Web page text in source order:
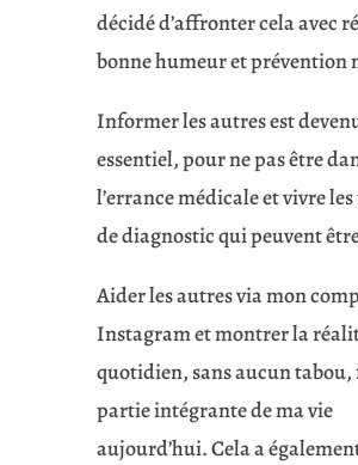
décidé d’affronter cela avec
bonne humeur et prévention
Informer les autres est
essentiel, pour ne pas être
l’errance médicale et vivre
de diagnostic qui peuvent
Aider les autres via mon
Instagram et montrer la
quotidien, sans aucun
partie intégrante de ma vie
aujourd’hui. Cela a